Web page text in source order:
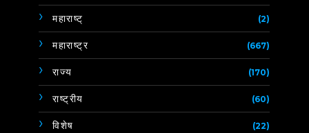
महाराष्ट् (2)
महाराष्ट्र (667)
राज्य (170)
राष्ट्रीय (60)
विशेष (22)